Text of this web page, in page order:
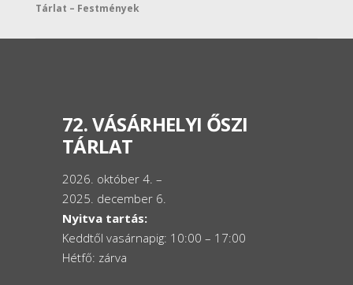
Tárlat – Festmények
72. VÁSÁRHELYI ŐSZI
TÁRLAT
2026. október 4. –
2025. december 6.
Nyitva tartás:
Keddtől vasárnapig: 10:00 – 17:00
Hétfő: zárva